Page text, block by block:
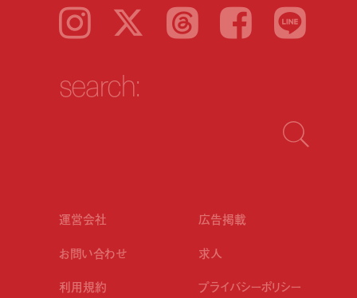
Instagram 𝕏 Threads Facebook LINE
search:
運営会社
広告掲載
お問い合わせ
求人
利用規約
プライバシーポリシー